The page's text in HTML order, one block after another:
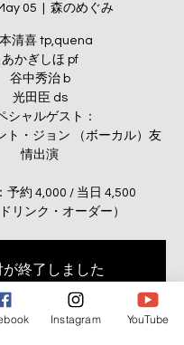
05 森のめぐみ
清喜 tp,quena
あかぎしほ pf
谷中秀治 b
光田臣 ds
シャルゲスト：
ト・ジョン （ボーカル）友
情出演
予約 4,000 / 当日 4,500
リンク・オーダー）
が終了しました
イベントを見る
Instagram YouTube